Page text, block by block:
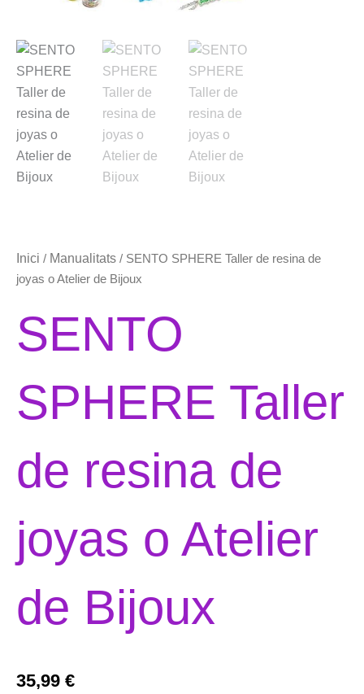
Inici / Manualitats / SENTO SPHERE Taller de resina de
joyas o Atelier de Bijoux
SENTO
SPHERE Taller
de resina de
joyas o Atelier
de Bijoux
35,99 €